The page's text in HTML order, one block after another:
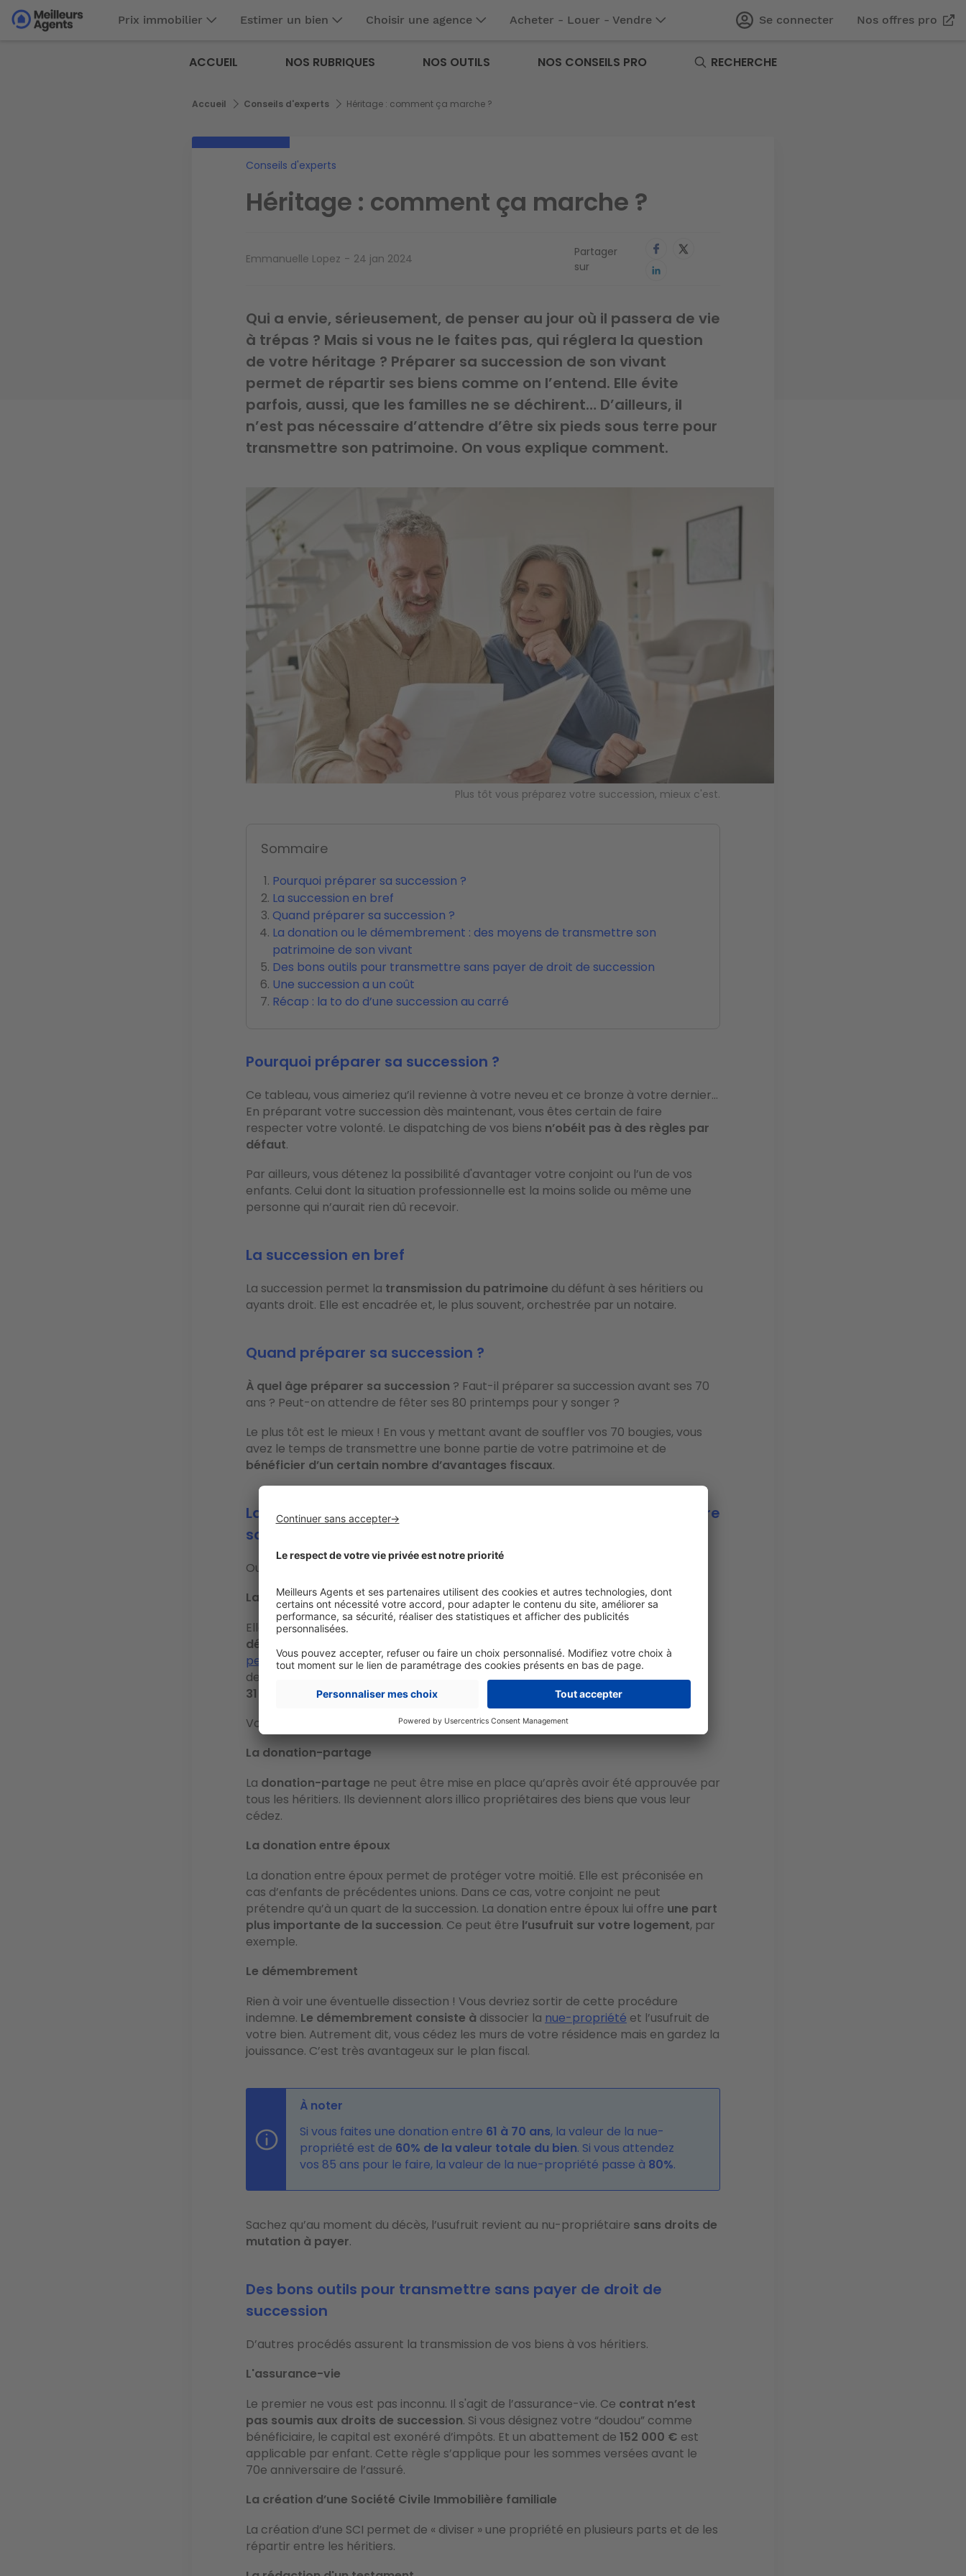
Aller
auAller au
Prix immobilier Estimer un bien Choisir une agence Acheter - Louer - Vendre Se connecter Nos offres pro
ACCUEIL NOS RUBRIQUES NOS OUTILS NOS CONSEILS PRO RECHERCHE
Fil
Accueil Conseils d'experts Héritage : comment ça marche ?
Conseils d'experts
Héritage : comment ça marche ?
Emmanuelle Lopez 24 jan 2024
Partager
sur
Qui a envie, sérieusement, de penser au jour où il passera de vie
à trépas ? Mais si vous ne le faites pas, qui réglera la question
de votre héritage ? Préparer sa succession de son vivant
permet de répartir ses biens comme on l’entend. Elle évite
parfois, aussi, que les familles ne se déchirent… D’ailleurs, il
n’est pas nécessaire d’attendre d’être six pieds sous terre pour
transmettre son patrimoine. On vous explique comment.
Image
Plus tôt vous préparez votre succession, mieux c'est.
Sommaire
Pourquoi préparer sa succession ?
La succession en bref
Quand préparer sa succession ?
La donation ou le démembrement : des moyens de transmettre son
patrimoine de son vivant
Des bons outils pour transmettre sans payer de droit de succession
Une succession a un coût
Récap : la to do d’une succession au carré
Pourquoi préparer sa succession ?
Ce tableau, vous aimeriez qu’il revienne à votre neveu et ce bronze à votre dernier...
En préparant votre succession dès maintenant, vous êtes certain de faire
respecter votre volonté. Le dispatching de vos biens n’obéit pas à des règles par
défaut.
Par ailleurs, vous détenez la possibilité d'avantager votre conjoint ou l’un de vos
enfants. Celui dont la situation professionnelle est la moins solide ou même une
personne qui n’aurait rien dû recevoir.
La succession en bref
La succession permet la transmission du patrimoine du défunt à ses héritiers ou
ayants droit. Elle est encadrée et, le plus souvent, orchestrée par un notaire.
Quand préparer sa succession ?
À quel âge préparer sa succession ? Faut-il préparer sa succession avant ses 70
ans ? Peut-on attendre de fêter ses 80 printemps pour y songer ?
Le plus tôt est le mieux ! En vous y mettant avant de souffler vos 70 bougies, vous
avez le temps de transmettre une bonne partie de votre patrimoine et de
bénéficier d’un certain nombre d’avantages fiscaux.
La donation ou le démembrement : des moyens de transmettre
son patrimoine de son vivant
Oui, il est possible de
La donation
Elle peut se faire sous forme de virement ou de valeurs mobilières. Elle doit être
déclarée au fisc
personne en ligne directe- enfant, petit-enfant - ou, en cas d’absence de
descendant, un neveu ou une nièce, un
abattement est applicable jusqu’à
31 865 €
- tous les 15 ans.
Vous pouvez donner du mobilier, des bijoux. On parle alors de
La donation-partage
La donation-partage ne peut être mise en place qu’après avoir été approuvée par
tous les héritiers. Ils deviennent alors illico propriétaires des biens que vous leur
cédez.
La donation entre époux
La donation entre époux permet de protéger votre moitié. Elle est préconisée en
cas d’enfants de précédentes unions. Dans ce cas, votre conjoint ne peut
prétendre qu’à un quart de la succession. La donation entre époux lui offre une part
plus importante de la succession. Ce peut être l’usufruit sur votre logement, par
exemple.
Le démembrement
Rien à voir une éventuelle dissection ! Vous devriez sortir de cette procédure
indemne. Le démembrement consiste à dissocier la nue-propriété et l’usufruit de
votre bien. Autrement dit, vous cédez les murs de votre résidence mais en gardez la
jouissance. C’est très avantageux sur le plan fiscal.
À noter
Si vous faites une donation entre 61 à 70 ans, la valeur de la nue-
propriété est de 60% de la valeur totale du bien. Si vous attendez
vos 85 ans pour le faire, la valeur de la nue-propriété passe à 80%.
Sachez qu’au moment du décès, l’usufruit revient au nu-propriétaire sans droits de
mutation à payer.
Des bons outils pour transmettre sans payer de droit de
succession
D’autres procédés assurent la transmission de vos biens à vos héritiers.
L'assurance-vie
Le premier ne vous est pas inconnu. Il s'agit de l’assurance-vie. Ce contrat n’est
pas soumis aux droits de succession. Si vous désignez votre “doudou” comme
bénéficiaire, le capital est exonéré d’impôts. Et un abattement de 152 000 € est
applicable par enfant. Cette règle s’applique pour les sommes versées avant le
70e anniversaire de l’assuré.
La création d’une Société Civile Immobilière familiale
La création d’une SCI permet de « diviser » une propriété en plusieurs parts et de les
répartir entre les héritiers.